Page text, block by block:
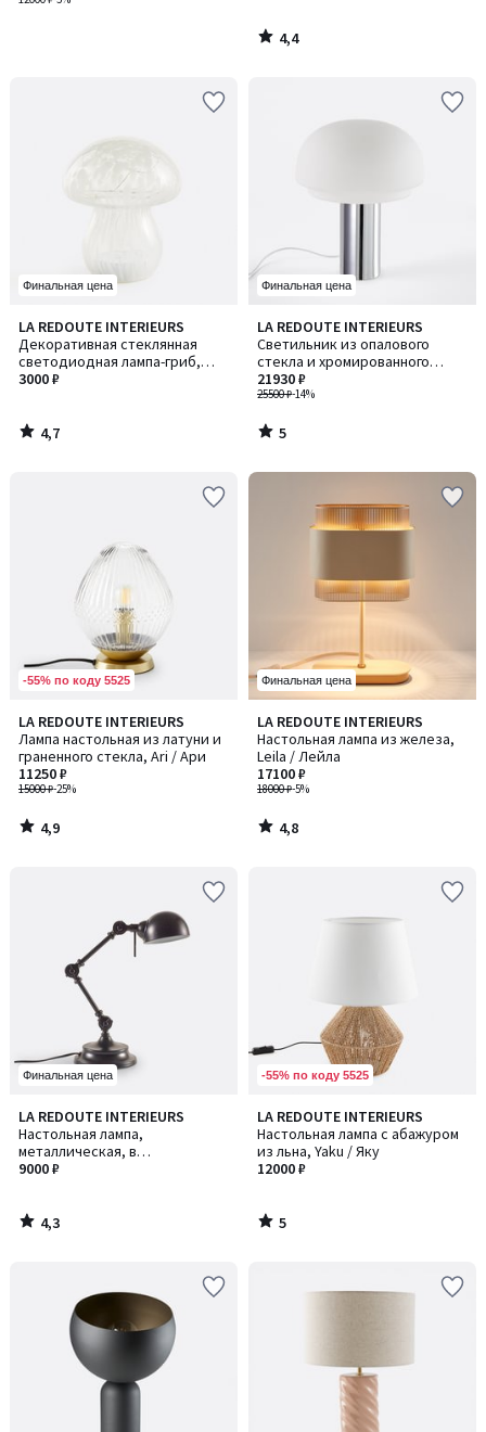
4,4
/
Финальная цена
LA REDOUTE INTERIEURS
Декоративная стеклянная
светодиодная лампа-гриб,
Onoki / Оноки
3000 ₽
4,7
/ 5
4,7
/
Финальная цена
LA REDOUTE INTERIEURS
Светильник из опалового
стекла и хромированного
железа, высота 43,1 см,
AGATHILDA / АГАТИЛЬДА
25500 ₽-14%
21930 ₽
5
/
5
5
/
-55% по коду 5525
LA REDOUTE INTERIEURS
Лампа настольная из латуни и
граненного стекла, Ari / Ари
15000 ₽-25%
11250 ₽
4,9
/ 5
4,9
/
Финальная цена
LA REDOUTE INTERIEURS
Настольная лампа из железа,
Leila / Лейла
18000 ₽-5%
17100 ₽
4,8
/ 5
4,8
/
Финальная цена
LA REDOUTE INTERIEURS
Настольная лампа,
металлическая, в
индустриальном стиле, Kikan /
9000 ₽
4,3
/ 5
4,3
/
-55% по коду 5525
LA REDOUTE INTERIEURS
Настольная лампа с абажуром
из льна, Yaku / Яку
12000 ₽
5
/
5
5
/